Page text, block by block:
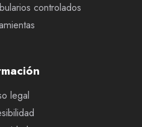
controlados
legal